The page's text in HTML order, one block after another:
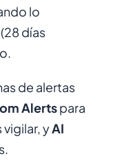
lo
días
de alertas
Alertspara
yAI